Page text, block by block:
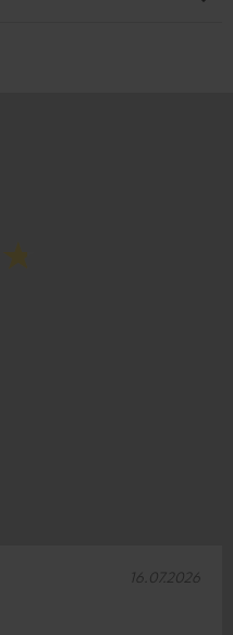
16.07.2026